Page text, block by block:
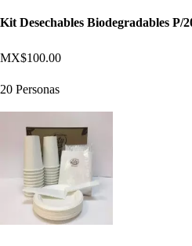
Kit Desechables Biodegradables P/
MX$100.00
20 Personas